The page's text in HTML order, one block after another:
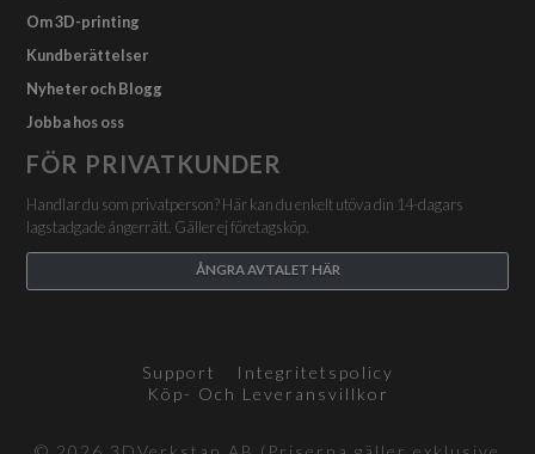
Om 3D-printing
Kundberättelser
Nyheter och Blogg
Jobba hos oss
FÖR PRIVATKUNDER
Handlar du som privatperson? Här kan du enkelt utöva din 14-dagars
lagstadgade ångerrätt. Gäller ej företagsköp.
ÅNGRA AVTALET HÄR
Support
Integritetspolicy
Köp- Och Leveransvillkor